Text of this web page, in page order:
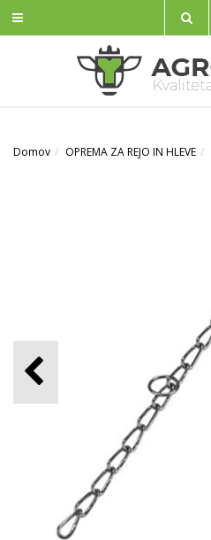
Domov OPREMA ZA REJO IN HLEVE